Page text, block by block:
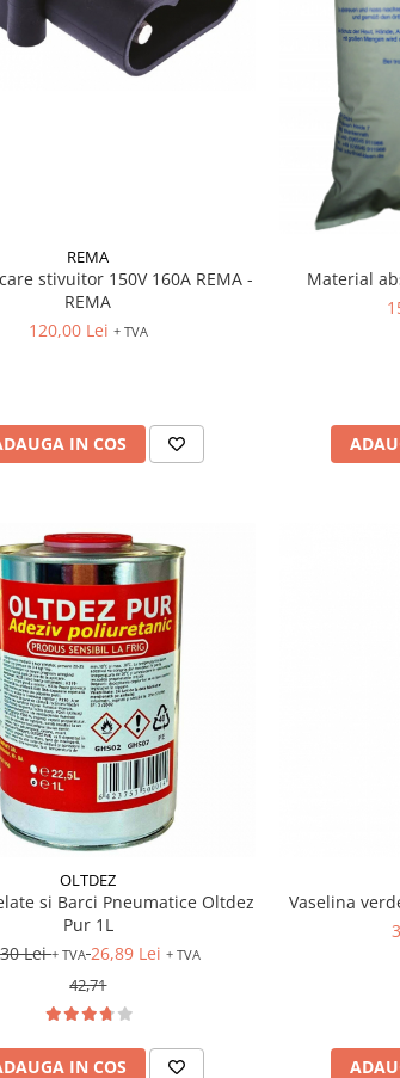
REMA
stivuitor 150V 160A REMA -
REMA
120,00 Lei + TVA
IN COS
Material
OLTDEZ
si Barci Pneumatice Oltdez
Pur 1L
Lei+ TVA 26,89 Lei + TVA
42,71
IN COS
Vaselina